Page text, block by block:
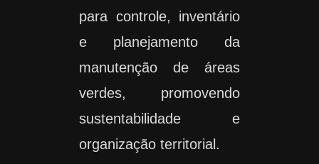
para controle, inventário
e planejamento da
manutenção de áreas
verdes, promovendo
sustentabilidade e
organização territorial.